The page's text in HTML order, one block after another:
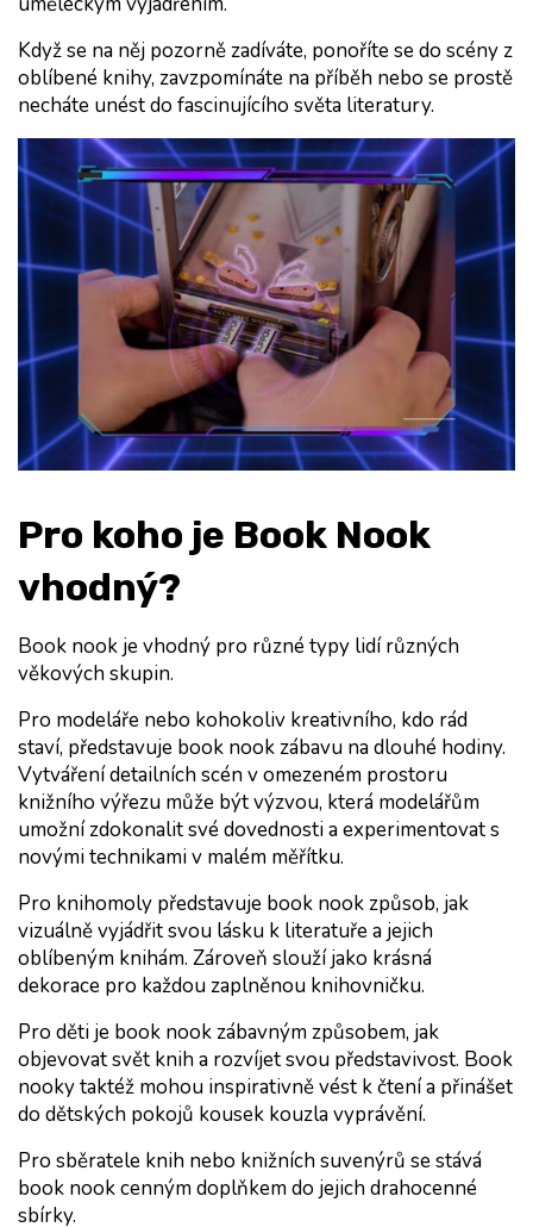
Když se na něj pozorně zadíváte, ponoříte se do scény z
oblíbené knihy, zavzpomínáte na příběh nebo se prostě
necháte unést do fascinujícího světa literatury.
Pro koho je Book Nook
vhodný?
Book nook je vhodný pro různé typy lidí různých
věkových skupin.
Pro modeláře nebo kohokoliv kreativního, kdo rád
staví, představuje book nook zábavu na dlouhé hodiny.
Vytváření detailních scén v omezeném prostoru
knižního výřezu může být výzvou, která modelářům
umožní zdokonalit své dovednosti a experimentovat s
novými technikami v malém měřítku.
Pro knihomoly představuje book nook způsob, jak
vizuálně vyjádřit svou lásku k literatuře a jejich
oblíbeným knihám. Zároveň slouží jako krásná
dekorace pro každou zaplněnou knihovničku.
Pro děti je book nook zábavným způsobem, jak
objevovat svět knih a rozvíjet svou představivost. Book
nooky taktéž mohou inspirativně vést k čtení a přinášet
do dětských pokojů kousek kouzla vyprávění.
Pro sběratele knih nebo knižních suvenýrů se stává
book nook cenným doplňkem do jejich drahocenné
sbírky.